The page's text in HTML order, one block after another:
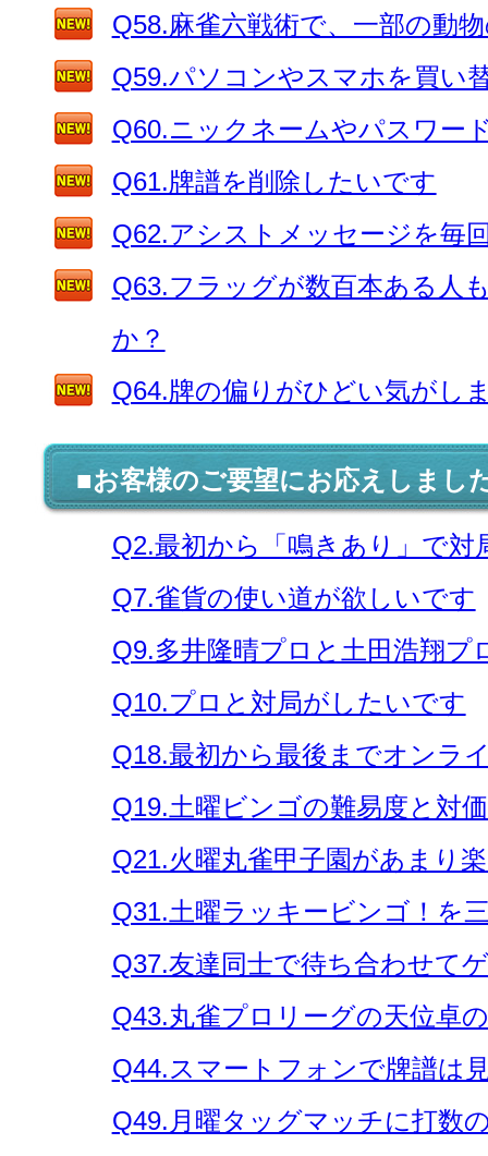
Q58.麻雀六戦術で、一部の動
Q59.パソコンやスマホを買い
Q60.ニックネームやパスワー
Q61.牌譜を削除したいです
Q62.アシストメッセージを毎
Q63.フラッグが数百本ある人
か？
Q64.牌の偏りがひどい気がし
■お客様のご要望にお応えしまし
Q2.最初から「鳴きあり」で
Q7.雀貨の使い道が欲しいです
Q9.多井隆晴プロと土田浩翔プ
Q10.プロと対局がしたいです
Q18.最初から最後までオンラ
Q19.土曜ビンゴの難易度と対
Q21.火曜丸雀甲子園があまり
Q31.土曜ラッキービンゴ！を
Q37.友達同士で待ち合わせて
Q43.丸雀プロリーグの天位卓
Q44.スマートフォンで牌譜は
Q49.月曜タッグマッチに打数